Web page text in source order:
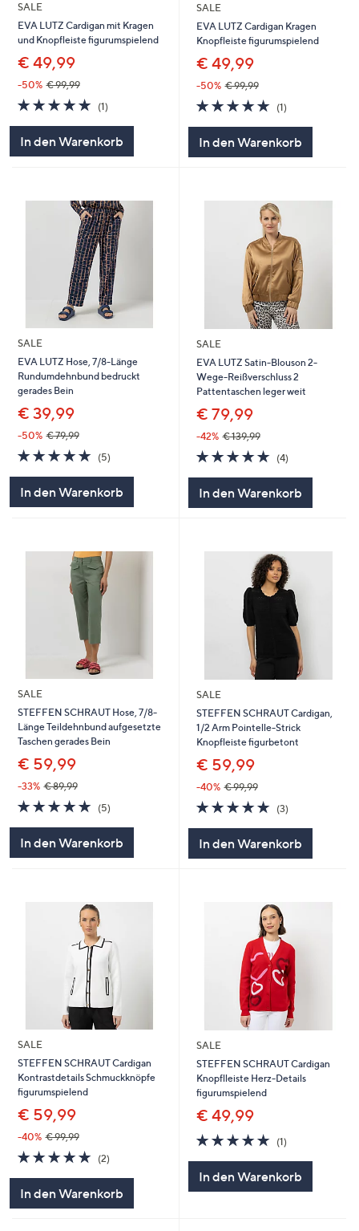
SALE
EVA LUTZ Cardigan mit Kragen
und Knopfleiste figurumspielend
€ 49,99
-50% € 99,99
5.0
von
(1)
In den Warenkorb
SALE
EVA LUTZ Cardigan Kragen
Knopfleiste figurumspielend
€ 49,99
-50% € 99,99
5.0
von
5
(1)
In den Warenkorb
SALE
EVA LUTZ Hose, 7/8-Länge
Rundumdehnbund bedruckt
gerades Bein
€ 39,99
-50% € 79,99
5.0
von
(5)
In den Warenkorb
SALE
EVA LUTZ Satin-Blouson 2-
Wege-Reißverschluss 2
Pattentaschen leger weit
€ 79,99
-42% € 139,99
5.0
von
5
(4)
In den Warenkorb
SALE
STEFFEN SCHRAUT Hose, 7/8-
Länge Teildehnbund aufgesetzte
Taschen gerades Bein
€ 59,99
-33% € 89,99
5.0
von
(5)
In den Warenkorb
SALE
STEFFEN SCHRAUT Cardigan,
1/2 Arm Pointelle-Strick
Knopfleiste figurbetont
€ 59,99
-40% € 99,99
5.0
von
5
(3)
In den Warenkorb
SALE
STEFFEN SCHRAUT Cardigan
Kontrastdetails Schmuckknöpfe
figurumspielend
€ 59,99
-40% € 99,99
5.0
von
(2)
In den Warenkorb
SALE
STEFFEN SCHRAUT Cardigan
Knopflleiste Herz-Details
figurumspielend
€ 49,99
5.0
von
5
(1)
In den Warenkorb